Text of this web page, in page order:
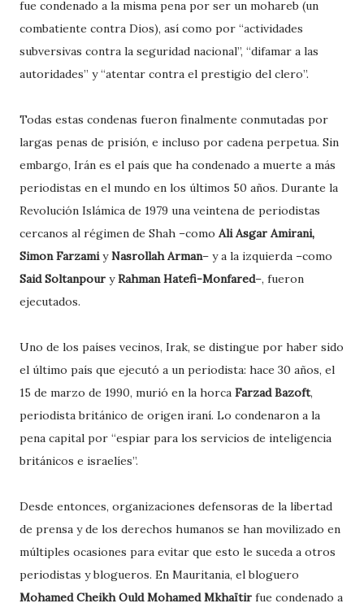
fue condenado a la misma pena por ser un mohareb (un
combatiente contra Dios), así como por “actividades
subversivas contra la seguridad nacional”, “difamar a las
autoridades” y “atentar contra el prestigio del clero”.
Todas estas condenas fueron finalmente conmutadas por
largas penas de prisión, e incluso por cadena perpetua. Sin
embargo, Irán es el país que ha condenado a muerte a más
periodistas en el mundo en los últimos 50 años. Durante la
Revolución Islámica de 1979 una veintena de periodistas
cercanos al régimen de Shah –como Ali Asgar Amirani,
Simon FarzamiyNasrollah Arman– y a la izquierda –como
Said Soltanpour yRahman Hatefi-Monfared–, fueron
ejecutados.
Uno de los países vecinos, Irak, se distingue por haber sido
el último país que ejecutó a un periodista: hace 30 años, el
15 de marzo de 1990, murió en la horca Farzad Bazoft,
periodista británico de origen iraní. Lo condenaron a la
pena capital por “espiar para los servicios de inteligencia
británicos e israelíes”.
Desde entonces, organizaciones defensoras de la libertad
de prensa y de los derechos humanos se han movilizado en
múltiples ocasiones para evitar que esto le suceda a otros
periodistas y blogueros. En Mauritania, el bloguero
Mohamed Cheikh Ould Mohamed Mkhaïtir fue condenado a